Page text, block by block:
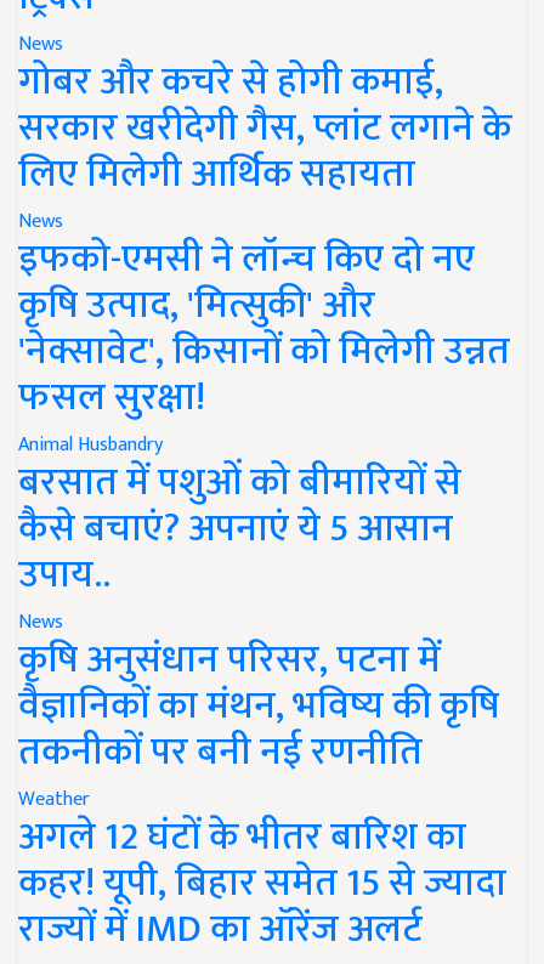
News
गोबर और कचरे से होगी कमाई,
सरकार खरीदेगी गैस, प्लांट लगाने के
लिए मिलेगी आर्थिक सहायता
News
इफको-एमसी ने लॉन्च किए दो नए
कृषि उत्पाद, 'मित्सुकी' और
'नेक्सावेट', किसानों को मिलेगी उन्नत
फसल सुरक्षा!
Animal Husbandry
बरसात में पशुओं को बीमारियों से
कैसे बचाएं? अपनाएं ये 5 आसान
उपाय..
News
कृषि अनुसंधान परिसर, पटना में
वैज्ञानिकों का मंथन, भविष्य की कृषि
तकनीकों पर बनी नई रणनीति
Weather
अगले 12 घंटों के भीतर बारिश का
कहर! यूपी, बिहार समेत 15 से ज्यादा
राज्यों में IMD का ऑरेंज अलर्ट